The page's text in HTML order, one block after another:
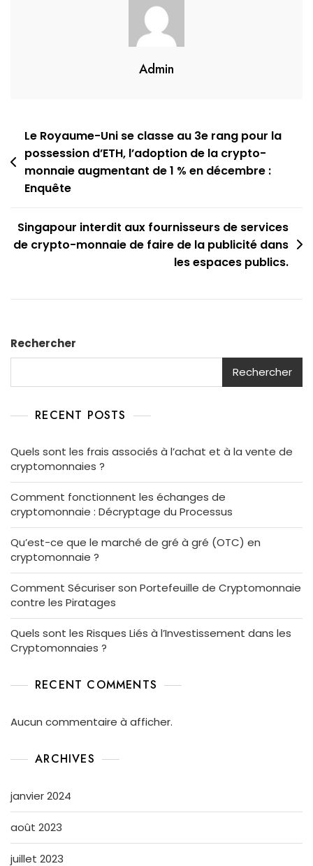
Admin
Navigation
de
l’article
Le Royaume-Uni se classe au 3e rang pour la
possession d’ETH, l’adoption de la crypto-
monnaie augmentant de 1 % en décembre :
Enquête
Singapour interdit aux fournisseurs de services
de crypto-monnaie de faire de la publicité dans
les espaces publics.
Rechercher
Rechercher
RECENT POSTS
Quels sont les frais associés à l’achat et à la vente de
cryptomonnaies ?
Comment fonctionnent les échanges de
cryptomonnaie : Décryptage du Processus
Qu’est-ce que le marché de gré à gré (OTC) en
cryptomonnaie ?
Comment Sécuriser son Portefeuille de Cryptomonnaie
contre les Piratages
Quels sont les Risques Liés à l’Investissement dans les
Cryptomonnaies ?
RECENT COMMENTS
Aucun commentaire à afficher.
ARCHIVES
janvier 2024
août 2023
juillet 2023